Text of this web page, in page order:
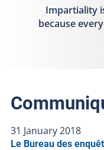
Impartiality
because
31 January 2018
Le Bureau des